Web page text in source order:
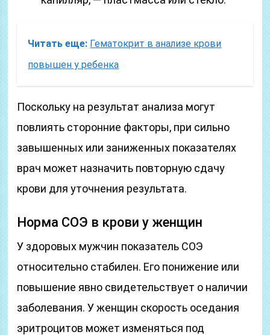
Читать еще: Гематокрит в анализе крови
повышен у ребенка
Поскольку на результат анализа могут
повлиять сторонние факторы, при сильно
завышенных или заниженных показателях
врач может назначить повторную сдачу
крови для уточнения результата.
Норма СОЭ в крови у женщин
У здоровых мужчин показатель СОЭ
относительно стабилен. Его понижение или
повышение явно свидетельствует о наличии
заболевания. У женщин скорость оседания
эритроцитов может изменяться под